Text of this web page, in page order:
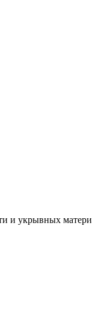
и укрывных